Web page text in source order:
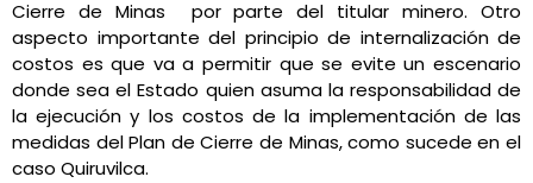
Cierre de Minas por parte del titular minero. Otro
aspecto importante del principio de internalización de
costos es que va a permitir que se evite un escenario
donde sea el Estado quien asuma la responsabilidad de
la ejecución y los costos de la implementación de las
medidas del Plan de Cierre de Minas, como sucede en el
caso Quiruvilca.